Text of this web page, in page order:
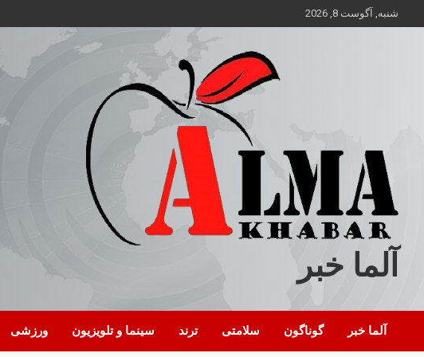
محتوا
شنبه, آگوست 8, 2026
آلما خبر
آلما خبر گوناگون سلامتی ترند سینما و تلویزیون ورزشی